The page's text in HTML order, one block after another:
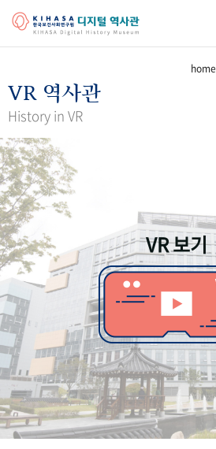
걸어온 길 기관 변천사
연구 역사
정책과 연구
간행물 변천사
기록물 아카이브
사진 아카이브 문서 기록물 행정
50 주년 기념
성과 50선 숫자로 보는 50년 50 +1
세계와 함께 한 KIHASA
VR 역사관
home
VR 역사관
History in VR
VR 보기